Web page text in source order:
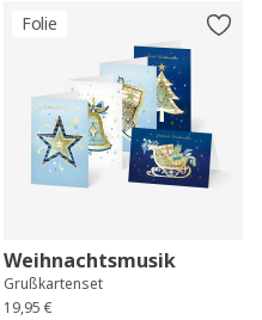
Folie
Weihnachtsmusik
Grußkartenset
19,95 €